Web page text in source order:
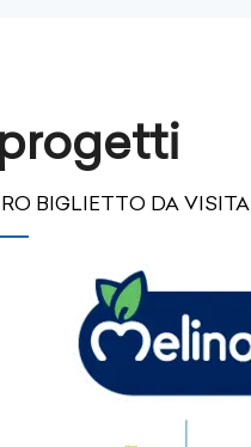
BIGLIETTO DA VISITA